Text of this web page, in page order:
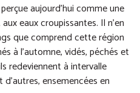
aujourd’hui comme une
eaux croupissantes. Il n’en
que comprend cette région
à l’automne, vidés, péchés et
redeviennent à intervalle
ensemencées en